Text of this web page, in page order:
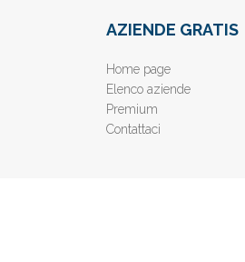
AZIENDE GRATIS
Home page
Elenco aziende
Premium
Contattaci